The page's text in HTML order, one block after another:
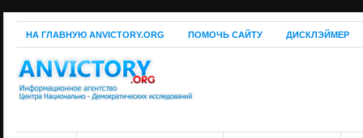
НА ГЛАВНУЮ ANVICTORY.ORG ПОМОЧЬ САЙТУ ДИСКЛЭЙМЕР